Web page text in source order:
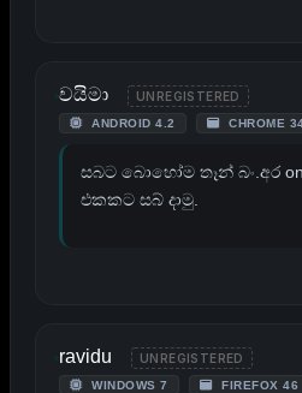
වයිමා UNREGISTERED
ANDROID 4.2 CHROME
සබට බා‍ෙහා්‍ෙම තෑන් බං.අර
එකකට සබ් දාමු.
ravidu UNREGISTERED
WINDOWS 7 FIREFOX 46